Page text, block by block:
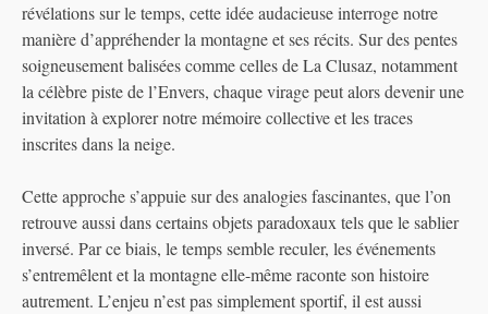
révélations sur le temps, cette idée audacieuse interroge notre
manière d’appréhender la montagne et ses récits. Sur des pentes
soigneusement balisées comme celles de La Clusaz, notamment
la célèbre piste de l’Envers, chaque virage peut alors devenir une
invitation à explorer notre mémoire collective et les traces
inscrites dans la neige.
Cette approche s’appuie sur des analogies fascinantes, que l’on
retrouve aussi dans certains objets paradoxaux tels que le sablier
inversé. Par ce biais, le temps semble reculer, les événements
s’entremêlent et la montagne elle-même raconte son histoire
autrement. L’enjeu n’est pas simplement sportif, il est aussi